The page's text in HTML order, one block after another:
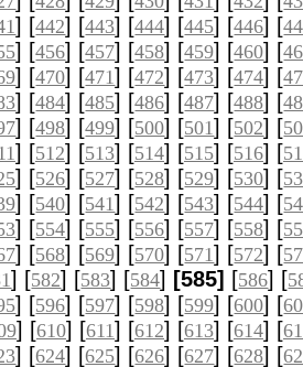
] [442] [443] [444] [445] [446] [
] [456] [457] [458] [459] [460] [
] [470] [471] [472] [473] [474] [
] [484] [485] [486] [487] [488] [
] [498] [499] [500] [501] [502] [
] [512] [513] [514] [515] [516] [
] [526] [527] [528] [529] [530] [
] [540] [541] [542] [543] [544] [
] [554] [555] [556] [557] [558] [
] [568] [569] [570] [571] [572] [
] [582] [583] [584] [585] [586] [
] [596] [597] [598] [599] [600] [
] [610] [611] [612] [613] [614] [
] [624] [625] [626] [627] [628] [